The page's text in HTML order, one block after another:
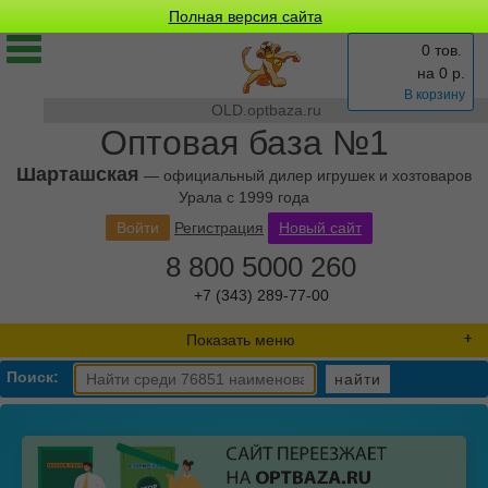
Полная версия сайта
OLD.optbaza.ru
Оптовая база №1
Шарташская — официальный дилер игрушек и хозтоваров
Урала с 1999 года
0 тов.
на 0 р.
В корзину
Войти Регистрация Новый сайт
8 800 5000 260
+7 (343) 289-77-00
Показать меню
Поиск: найти